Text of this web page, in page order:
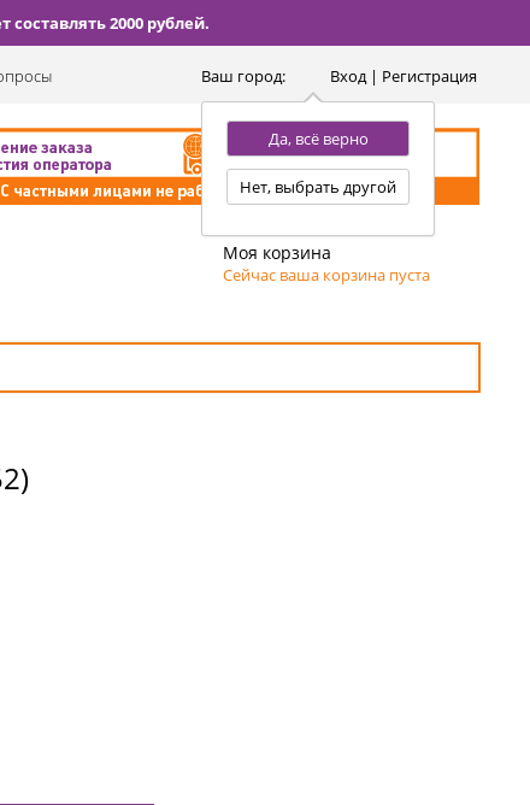
2000 рублей.
Ваш город:
Да, всё верно
Нет, выбрать другой
Вход | Регистрация
Моя корзина
Сейчас ваша корзина пуста